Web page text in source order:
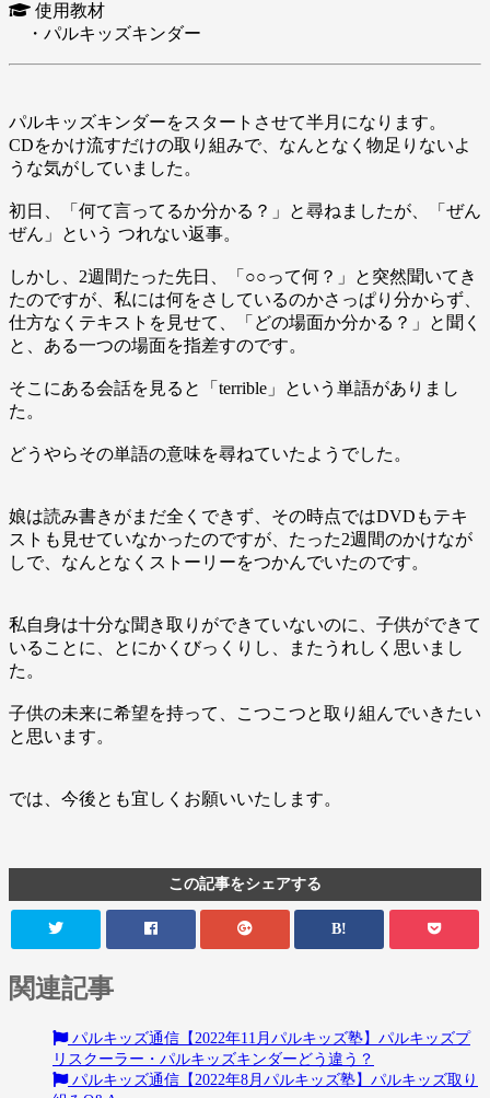
使用教材
・パルキッズキンダー
パルキッズキンダーをスタートさせて半月になります。
CDをかけ流すだけの取り組みで、なんとなく物足りないよ
うな気がしていました。
初日、「何て言ってるか分かる？」と尋ねましたが、「ぜん
ぜん」という つれない返事。
しかし、2週間たった先日、「○○って何？」と突然聞いてき
たのですが、私には何をさしているのかさっぱり分からず、
仕方なくテキストを見せて、「どの場面か分かる？」と聞く
と、ある一つの場面を指差すのです。
そこにある会話を見ると「terrible」という単語がありまし
た。
どうやらその単語の意味を尋ねていたようでした。
娘は読み書きがまだ全くできず、その時点ではDVDもテキ
ストも見せていなかったのですが、たった2週間のかけなが
しで、なんとなくストーリーをつかんでいたのです。
私自身は十分な聞き取りができていないのに、子供ができて
いることに、とにかくびっくりし、またうれしく思いまし
た。
子供の未来に希望を持って、こつこつと取り組んでいきたい
と思います。
では、今後とも宜しくお願いいたします。
この記事をシェアする
B!
関連記事
パルキッズ通信【2022年11月パルキッズ塾】パルキッズプ
リスクーラー・パルキッズキンダーどう違う？
パルキッズ通信【2022年8月パルキッズ塾】パルキッズ取り